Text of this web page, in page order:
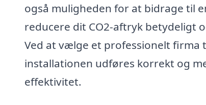
også muligheden for at bidrage til
reducere dit CO2-aftryk betydeligt
Ved at vælge et professionelt
installationen udføres korrekt og
effektivitet.